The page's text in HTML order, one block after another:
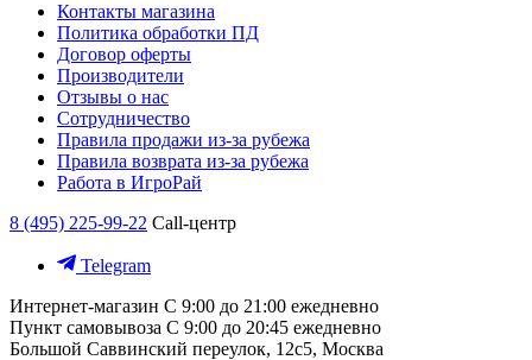
Контакты магазина
Политика обработки ПД
Договор оферты
Производители
Отзывы о нас
Сотрудничество
Правила продажи из-за рубежа
Правила возврата из-за рубежа
Работа в ИгроРай
8 (495) 225-99-22 Call-центр
Telegram
Интернет-магазин С 9:00 до 21:00 ежедневно
Пункт самовывоза С 9:00 до 20:45 ежедневно
Большой Саввинский переулок, 12с5, Москва